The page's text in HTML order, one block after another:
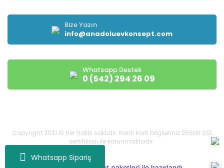
Whatsapp Sipariş
Bize Yazın
info@anadoluevkonsept.com
Whatsapp Destek
0 (542) 294 26 09
Copyright 2021 © Her hakkı saklıdır. Kredi kartı bilgileriniz 256bit SSL
sertifikası ile korunmaktadır.